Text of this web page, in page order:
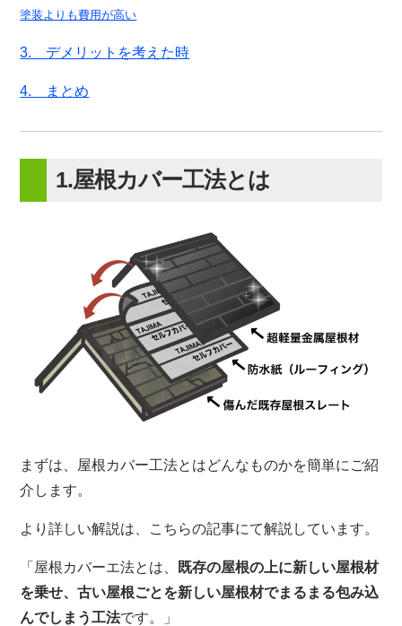
塗装よりも費用が高い
3. デメリットを考えた時
4. まとめ
1.屋根カバー工法とは
まずは、屋根カバー工法とはどんなものかを簡単にご紹
介します。
より詳しい解説は、こちらの記事にて解説しています。
「屋根カバーエ法とは、
既存の屋根の上に新しい屋根材
を乗せ、古い屋根ごとを新しい屋根材でまるまる包み込
んでしまう工法です。」